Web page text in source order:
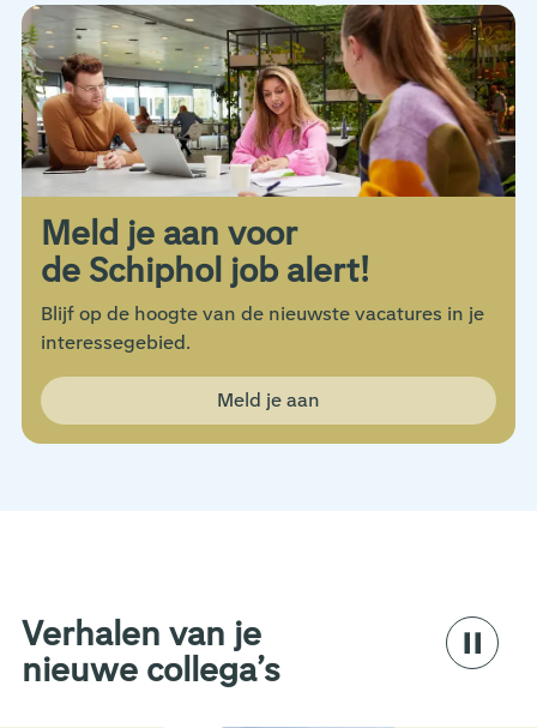
Meld je aan voor
de Schiphol job alert!
Blijf op de hoogte van de nieuwste vacatures in je
interessegebied.
Meld je aan
Verhalen van je
nieuwe collega’s